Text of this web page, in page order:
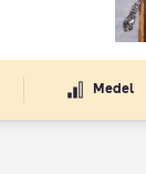
Medel